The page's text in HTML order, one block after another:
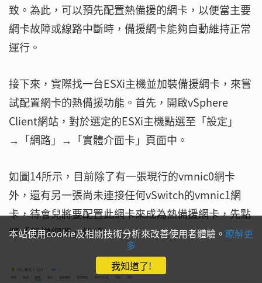
致。為此，可以預先配置熱備援的網卡，以便當主要
網卡故障或線路中斷時，備援網卡能夠自動維持正常
運行。
接下來，實際找一台ESXi主機並加裝備援網卡，來嘗
試配置網卡的熱備援功能。首先，開啟vSphere
Client網站，對於選定的ESXi主機點選至「設定」
→「網路」→「實體介面卡」頁面中。
如圖14所示，目前除了有一張現行的vmnic0網卡
外，還有另一張尚未連接任何vSwitch的vmnic1網
卡，待會兒將要配置此網卡來成為熱備援網卡，先點
選「新增網路」繼續。
本站使用cookie及相關技術分析來改善使用者體驗。 瞭解更
多
我知道了!